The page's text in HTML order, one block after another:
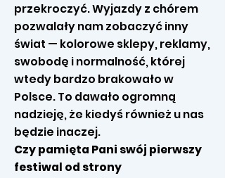
przekroczyć. Wyjazdy z chórem
pozwalały nam zobaczyć inny
świat — kolorowe sklepy, reklamy,
swobodę i normalność, której
wtedy bardzo brakowało w
Polsce. To dawało ogromną
nadzieję, że kiedyś również u nas
będzie inaczej.
Czy pamięta Pani swój pierwszy
festiwal od strony